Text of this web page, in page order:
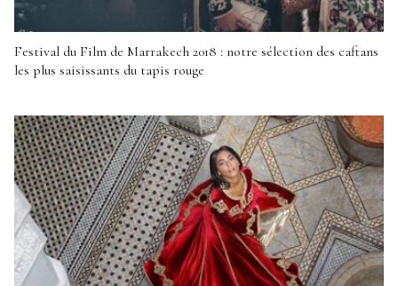
Festival du Film de Marrakech 2018 : notre sélection des caftans
les plus saisissants du tapis rouge